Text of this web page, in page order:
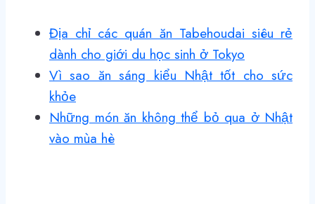
Địa chỉ các quán ăn Tabehoudai siêu rẻ
dành cho giới du học sinh ở Tokyo
Vì sao ăn sáng kiểu Nhật tốt cho sức
khỏe
Những món ăn không thể bỏ qua ở Nhật
vào mùa hè